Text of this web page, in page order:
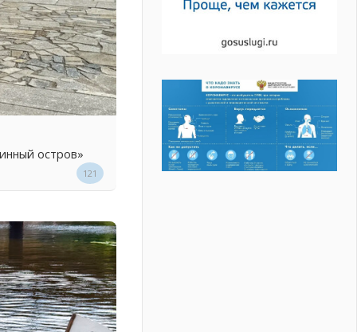
остров»
121